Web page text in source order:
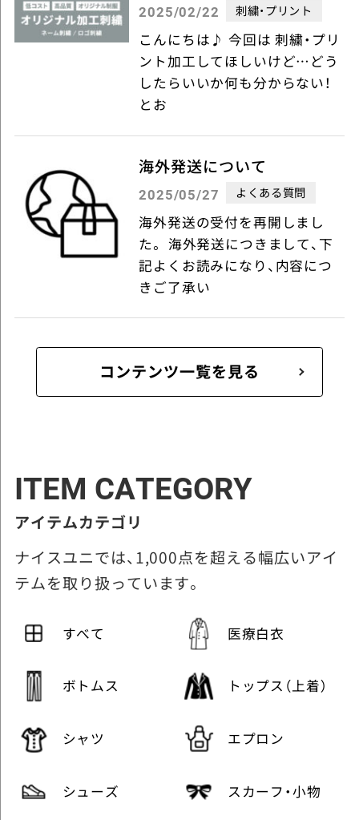
2025/02/22 刺繍・プリント
こんにちは♪ 今回は 刺繍・プリ
ント加工してほしいけど…どう
したらいいか何も分からない！
とお
海外発送について
2025/05/27 よくある質問
海外発送の受付を再開しまし
た。 海外発送につきまして、下
記よくお読みになり、内容につ
きご了承い
コンテンツ一覧を見る
ITEM CATEGORY
アイテムカテゴリ
ナイスユニでは、1,000点を超える幅広いアイ
テムを取り扱っています。
すべて 医療白衣
ボトムス トップス（上着）
シャツ エプロン
シューズ スカーフ・小物